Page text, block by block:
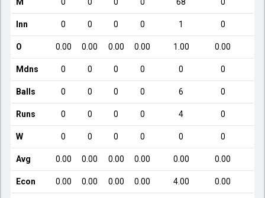
Inn 0 0 0 0 1 0
O 0.00 0.00 0.00 0.00 1.00 0.00
Mdns 0 0 0 0 0 0
Balls 0 0 0 0 6 0
Runs 0 0 0 0 4 0
W 0 0 0 0 0 0
Avg 0.00 0.00 0.00 0.00 0.00 0.00
Econ 0.00 0.00 0.00 0.00 4.00 0.00